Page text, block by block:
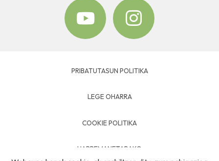
PRIBATUTASUN POLITIKA
LEGE OHARRA
COOKIE POLITIKA
HARREMANETARAKO